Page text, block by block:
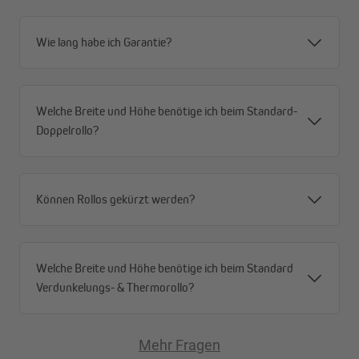
Stufenlose Lichtregulierung
Privatsphäre genießen und trotzdem Tageslicht nutzen.
sorgen für eine zeitlose, elegante Optik und sind ideal für kleine
Wie lang habe ich Garantie?
Welche Breite und Höhe benötige ich beim Standard-
Doppelrollo?
Können Rollos gekürzt werden?
Welche Breite und Höhe benötige ich beim Standard
Verdunkelungs- & Thermorollo?
Mehr Fragen